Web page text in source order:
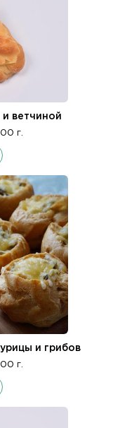
ветчиной
г.
и грибов
г.